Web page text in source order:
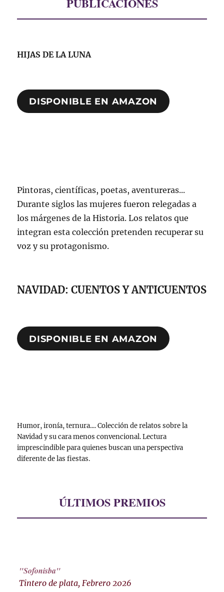
HIJAS DE LA LUNA
DISPONIBLE EN AMAZON
Pintoras, científicas, poetas, aventureras...
Durante siglos las mujeres fueron relegadas a
los márgenes de la Historia. Los relatos que
integran esta colección pretenden recuperar su
voz y su protagonismo.
NAVIDAD: CUENTOS Y ANTICUENTOS
DISPONIBLE EN AMAZON
Humor, ironía, ternura.... Colección de relatos sobre la
Navidad y su cara menos convencional. Lectura
imprescindible para quienes buscan una perspectiva
diferente de las fiestas.
ÚLTIMOS PREMIOS
"Sofonisba"
Tintero de plata, Febrero 2026